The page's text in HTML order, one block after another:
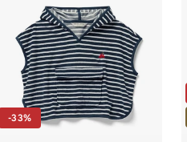
134/140
-33%